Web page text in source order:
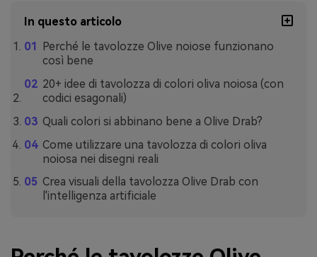
In questo articolo
Perché le tavolozze Olive noiose funzionano
così bene
20+ idee di tavolozza di colori oliva noiosa (con
codici esagonali)
Quali colori si abbinano bene a Olive Drab?
Come utilizzare una tavolozza di colori oliva
noiosa nei disegni reali
Crea visuali della tavolozza Olive Drab con
l'intelligenza artificiale